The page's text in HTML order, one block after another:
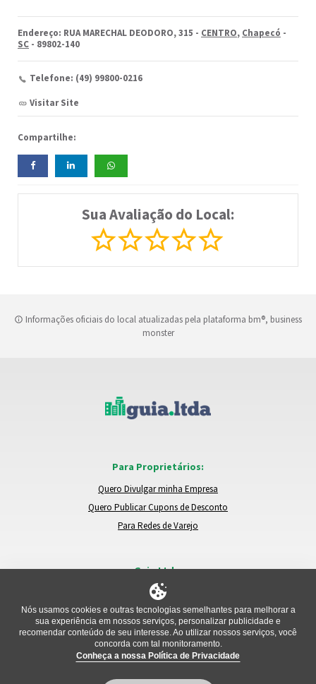
Endereço: RUA MARECHAL DEODORO, 315 - CENTRO, Chapecó -
SC - 89802-140
Telefone: (49) 99800-0216
Visitar Site
Compartilhe:
Sua Avaliação do Local:
Informações oficiais do local atualizadas pela plataforma bm®, business
monster
Para Proprietários:
Quero Divulgar minha Empresa
Quero Publicar Cupons de Desconto
Para Redes de Varejo
Guia.Ltda:
Locais e Empresas
Trocar de Região
Relatar um Problema
Nós usamos cookies e outras tecnologias semelhantes para melhorar a
sua experiência em nossos serviços, personalizar publicidade e
recomendar conteúdo de seu interesse. Ao utilizar nossos serviços, você
concorda com tal monitoramento.
Conheça a nossa Política de Privacidade